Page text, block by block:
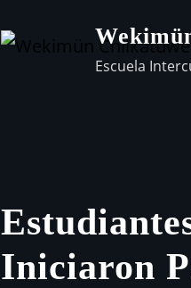
Escuela
Iniciaron